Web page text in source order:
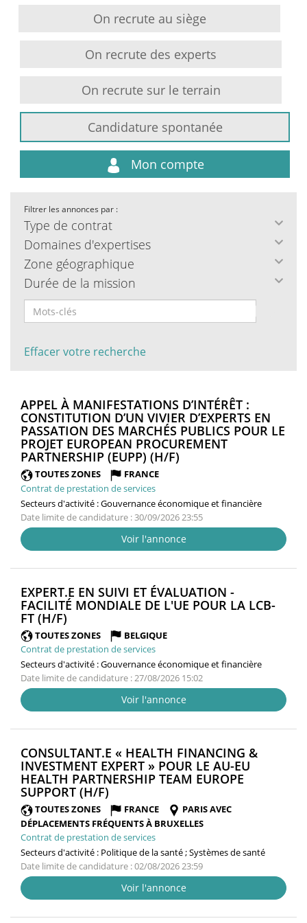
On recrute au siège
On recrute des experts
On recrute sur le terrain
Candidature spontanée
Mon compte
Filtrer les annonces par :
Type de contrat
Domaines d'expertises
Zone géographique
Durée de la mission
Effacer votre recherche
APPEL À MANIFESTATIONS D’INTÉRÊT :
CONSTITUTION D’UN VIVIER D’EXPERTS EN
PASSATION DES MARCHÉS PUBLICS POUR LE
PROJET EUROPEAN PROCUREMENT
PARTNERSHIP (EUPP) (H/F)
TOUTES ZONES
FRANCE
Contrat de prestation de services
Secteurs d'activité :Gouvernance économique et financière
Date limite de candidature : 30/09/2026 23:55
Voir l'annonce
EXPERT.E EN SUIVI ET ÉVALUATION -
FACILITÉ MONDIALE DE L'UE POUR LA LCB-
FT (H/F)
FENÊTRE)
TOUTES ZONES
BELGIQUE
Contrat de prestation de services
Secteurs d'activité :Gouvernance économique et financière
Date limite de candidature : 27/08/2026 15:02
Voir l'annonce
CONSULTANT.E « HEALTH FINANCING &
INVESTMENT EXPERT » POUR LE AU-EU
HEALTH PARTNERSHIP TEAM EUROPE
SUPPORT (H/F)
FENÊTRE)
TOUTES ZONES FRANCE
PARIS AVEC
DÉPLACEMENTS FRÉQUENTS À BRUXELLES
Contrat de prestation de services
Secteurs d'activité : Politique de la santé ; Systèmes de santé
Date limite de candidature : 02/08/2026 23:59
Voir l'annonce